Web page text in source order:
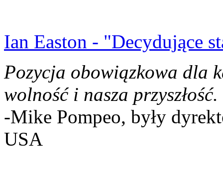
Ian Easton - "Decydujące
Pozycja obowiązkowa dla
wolność i nasza przyszłość.
-Mike Pompeo, były
USA